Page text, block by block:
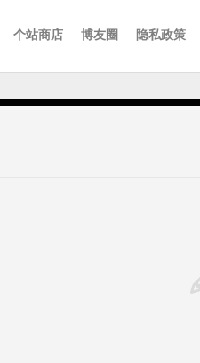
个站商店 博友圈 隐私政策